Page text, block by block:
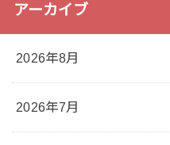
アーカイブ
2026年8月
2026年7月